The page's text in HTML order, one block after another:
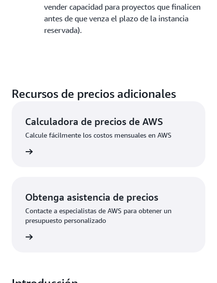
vender capacidad para proyectos que finalicen
antes de que venza el plazo de la instancia
reservada).
Recursos de precios adicionales
Calculadora de precios de AWS
Calcule fácilmente los costos mensuales en AWS
Obtenga asistencia de precios
Contacte a especialistas de AWS para obtener un
presupuesto personalizado